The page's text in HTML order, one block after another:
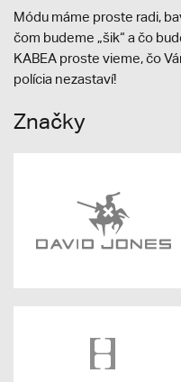
Módu máme proste radi,
čom budeme „šik“ a čo
KABEA proste vieme, čo
polícia nezastaví!
Značky